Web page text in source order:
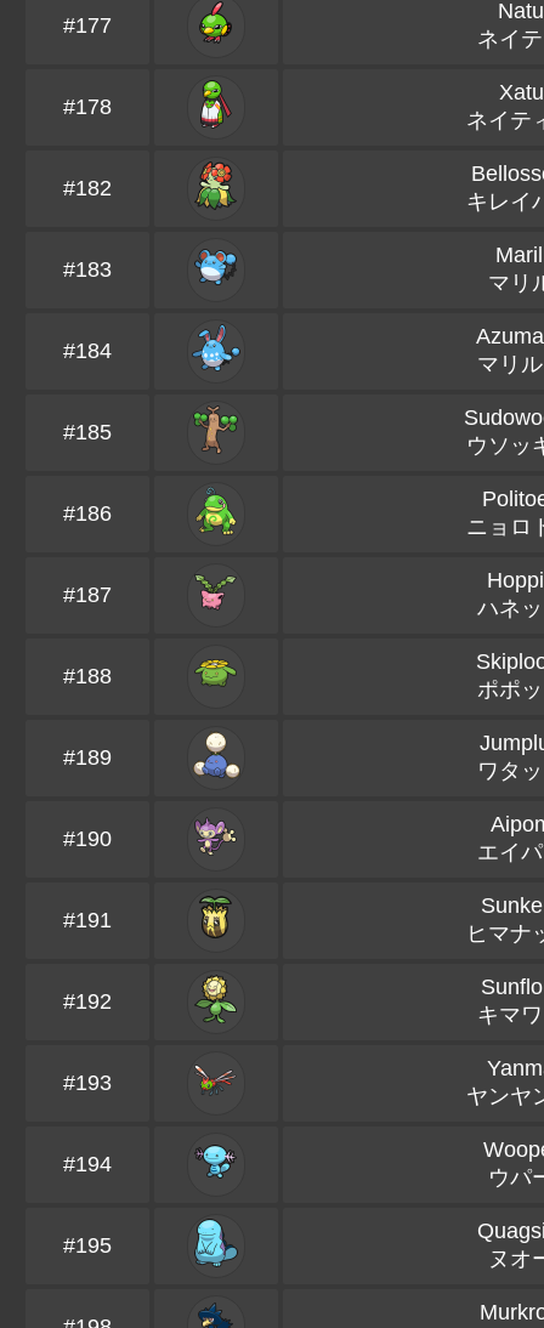
#177
Natu
ネイ
#178
Xatu
ネイテ
#182
キレイ
#183
マリ
#184
マリ
#185
ウソッ
#186
ニョロ
#187
ハネ
#188
ポポ
#189
ワタ
#190
エイ
#191
ヒマナ
#192
キマ
#193
ヤンヤ
#194
ウパ
#195
ヌオ